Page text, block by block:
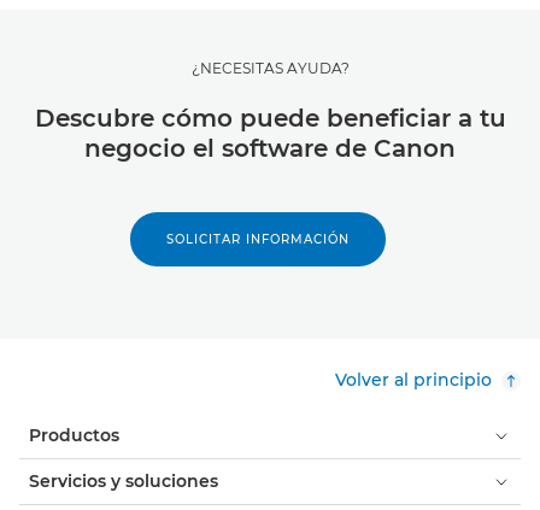
¿NECESITAS AYUDA?
Descubre cómo puede beneficiar a tu
negocio el software de Canon
SOLICITAR INFORMACIÓN
Volver al principio
Productos
Servicios y soluciones